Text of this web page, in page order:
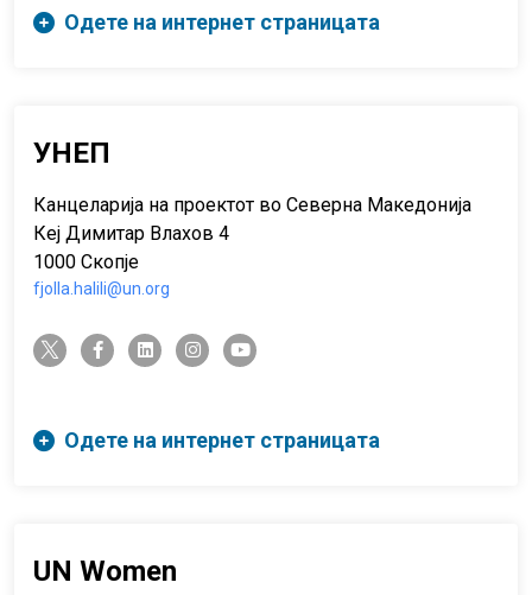
Одете на интернет страницата
УНЕП
Канцеларија на проектот во Северна Македонија
Кеј Димитар Влахов 4
1000 Скопје
fjolla.halili@un.org
twitter-x facebook-flinkedininstagramyoutube
Одете на интернет страницата
UN Women